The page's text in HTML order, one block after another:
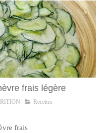
frais légère
Recettes
frais